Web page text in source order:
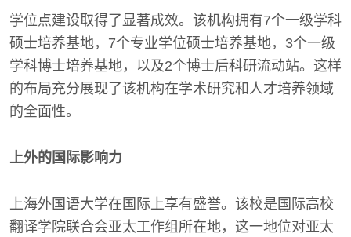
学位点建设取得了显著成效。该机构拥有7个一级学科
硕士培养基地，7个专业学位硕士培养基地，3个一级
学科博士培养基地，以及2个博士后科研流动站。这样
的布局充分展现了该机构在学术研究和人才培养领域
的全面性。
上外的国际影响力
上海外国语大学在国际上享有盛誉。该校是国际高校
翻译学院联合会亚太工作组所在地，这一地位对亚太